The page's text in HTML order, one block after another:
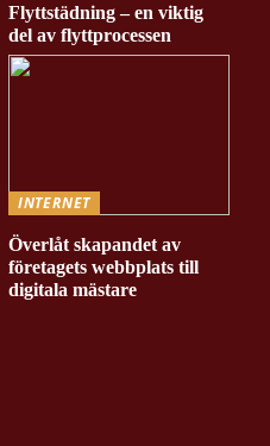
Flyttstädning – en viktig
del av flyttprocessen
INTERNET
Överlåt skapandet av
företagets webbplats till
digitala mästare